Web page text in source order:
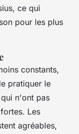
ce qui
pour les plus
constants,
pratiquer le
n'ont pas
Les
agréables,